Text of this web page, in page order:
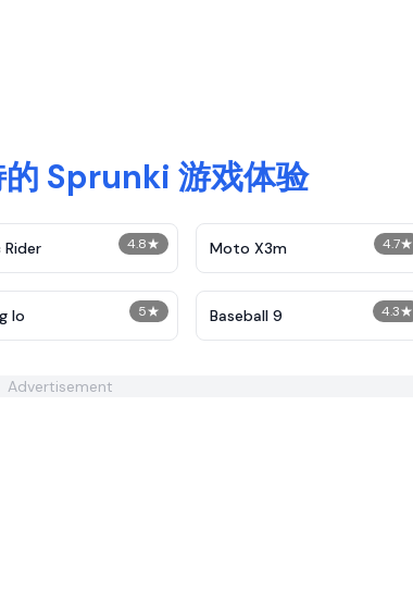
Sprunki 游戏体验
4.8★
Rider 4.7★
Moto X3m
5★
Io 4.3★
Baseball 9
Advertisement